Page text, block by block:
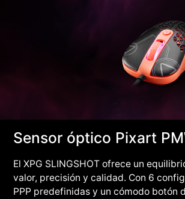
Sensor óptico Pixart
El XPG SLINGSHOT ofrece un
valor, precisión y calidad. Con 6
PPP predefinidas y un cómodo botón